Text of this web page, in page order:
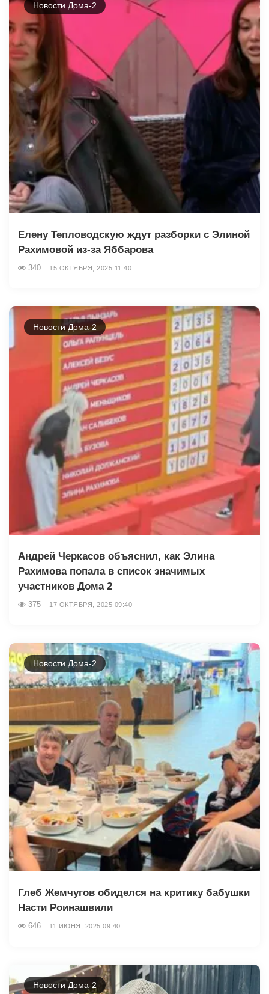
Новости Дома-2
Елену Тепловодскую ждут разборки с Элиной
Рахимовой из-за Яббарова
340 15 ОКТЯБРЯ, 2025 11:40
Новости Дома-2
Андрей Черкасов объяснил, как Элина
Рахимова попала в список значимых
участников Дома 2
375 17 ОКТЯБРЯ, 2025 09:40
Новости Дома-2
Глеб Жемчугов обиделся на критику бабушки
Насти Роинашвили
646 11 ИЮНЯ, 2025 09:40
Новости Дома-2